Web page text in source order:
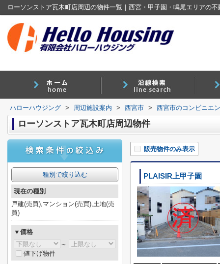
ローソンストア瓦木町店周辺の物件一覧｜西宮・甲子園・鳴尾エリアの
ハローハウジング > 周辺施設案内 > 西宮市 > 西宮市のコンビニエ
ローソンストア瓦木町店周辺物件
販売物件のみ表示
PLAISIR上甲子園
種別で絞り込む
現在の種別
戸建(売買),マンション(売買),土地(売
買)
▼価格
～
値下げ物件